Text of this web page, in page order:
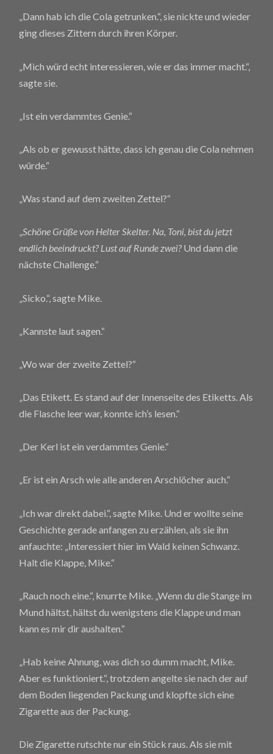
„Dann hab ich die Cola getrunken.“, sie nickte und wieder
ging dieses Zittern durch ihren Körper.
„Mich würd echt interessieren, wie er das immer macht.“,
sagte sie.
„Ist ein verdammtes Genie.“
„Als ob er gewusst hätte, dass ich genau die Cola nehmen
würde.“
„Was stand auf dem zweiten Zettel?“
„Schöne Grüße von Helter Skelter. Na, Toni, bist du jetzt
endlich beeindruckt? Lust auf Runde zwei?Und dann die
nächste Challenge.“
„Sicko.“, sagte Mike.
„Kannste laut sagen.“
„Wo war der zweite Zettel?“
„Das Etikett. Es stand auf der Innenseite des Etiketts. Als
die Flasche leer war, konnte ich’s lesen.“
„Der Kerl ist ein verdammtes Genie.“
„Er ist ein Arsch wie alle anderen Arschlöcher auch.“
„Ich war direkt dabei.“, sagte Mike. Und er wollte seine
Geschichte gerade anfangen zu erzählen, als sie ihn
anfauchte: „Interessiert hier im Wald keinen Schwanz.
Halt die Klappe, Mike.“
„Rauch noch eine.“, knurrte Mike. „Wenn du die Stange im
Mund hältst, hältst du wenigstens die Klappe und man
kann es mir dir aushalten.“
„Hab keine Ahnung, was dich so dumm macht, Mike.
Aber es funktioniert.“, trotzdem angelte sie nach der auf
dem Boden liegenden Packung und klopfte sich eine
Zigarette aus der Packung.
Die Zigarette rutschte nur ein Stück raus. Als sie mit